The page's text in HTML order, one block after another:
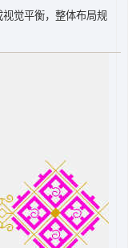
觉平衡，整体布局规